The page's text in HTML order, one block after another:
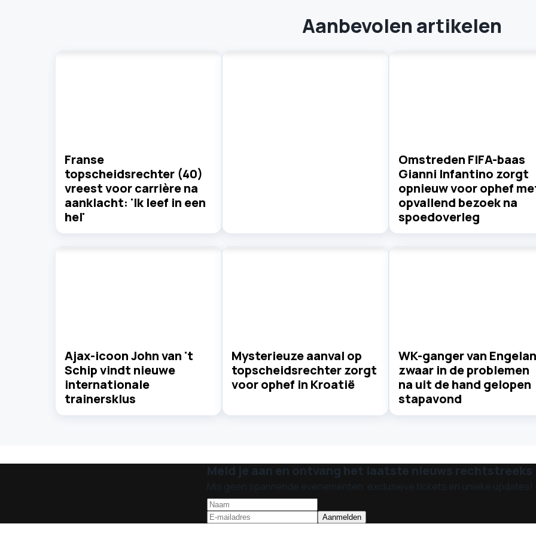
Aanbevolen artikelen
Franse
topscheidsrechter (40)
vreest voor carrière na
aanklacht: 'Ik leef in een
hel'
Omstreden FIFA-baas
Gianni Infantino zorgt
opnieuw voor ophef
opvallend bezoek na
spoedoverleg
Ajax-icoon John van 't
Schip vindt nieuwe
internationale
trainersklus
Mysterieuze aanval op
topscheidsrechter zorgt
voor ophef in Kroatië
WK-ganger van
zwaar in de problemen
na uit de hand gelopen
stapavond
Meld je aan en ontvang het laatste nieuws rechtstreeks
Mis geen spannende evenementen, exclusieve tickets en unieke updates!